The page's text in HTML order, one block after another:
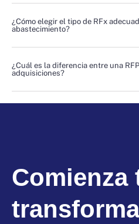
¿Cómo elegir el tipo de RFx
abastecimiento?
¿Cuál es la diferencia entre una
adquisiciones?
Comienza